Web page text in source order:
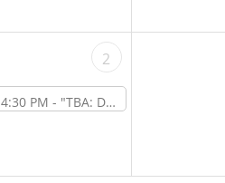
2
4:30 PM - "TBA: DIY-Kamera-Slider" – Online-Workshop